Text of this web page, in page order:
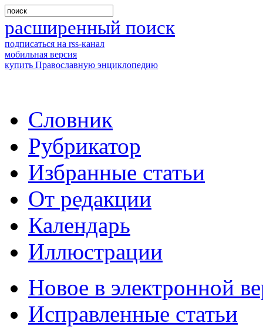
расширенный поиск
подписаться на rss-канал
мобильная версия
купить Православную энциклопедию
Словник
Рубрикатор
Избранные статьи
От редакции
Календарь
Иллюстрации
Новое в электронной
Исправленные статьи